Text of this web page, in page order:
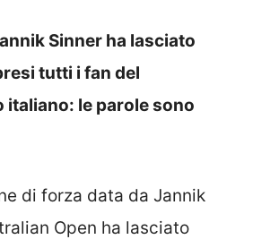
Sinner ha lasciato
tutti i fan del
italiano: le parole sono
di forza data da Jannik
Open ha lasciato